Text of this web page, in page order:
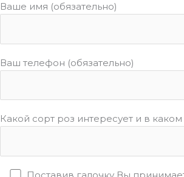
Ваше имя (обязательно)
Ваш телефон (обязательно)
Какой сорт роз интересует и в
Поставив галочку Вы